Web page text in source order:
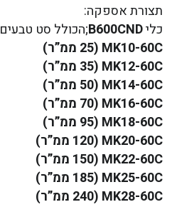
תצורת אספקה:
כליB600CND;הכולל סט טבעים
MK10-60C (25 ממ”ר)
MK12-60C (35 ממ”ר)
MK14-60C (50 ממ”ר)
MK16-60C (70 ממ”ר)
MK18-60C (95 ממ”ר)
MK20-60C (120 ממ”ר)
MK22-60C (150 ממ”ר)
MK25-60C (185 ממ”ר)
MK28-60C (240 ממ”ר)